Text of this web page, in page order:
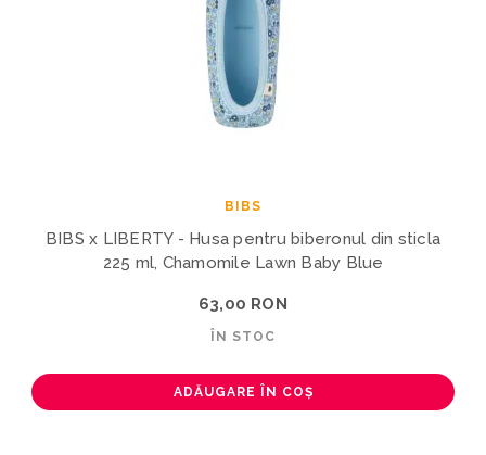
BIBS
BIBS x LIBERTY - Husa pentru biberonul din sticla
225 ml, Chamomile Lawn Baby Blue
63,00 RON
ÎN STOC
ADĂUGARE ÎN COȘ